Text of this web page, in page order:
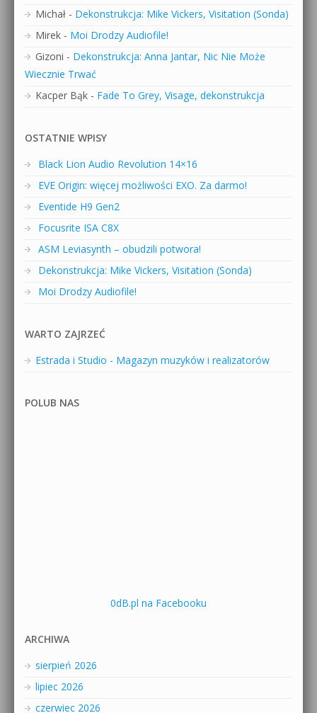
Michał - Dekonstrukcja: Mike Vickers, Visitation (Sonda)
Mirek - Moi Drodzy Audiofile!
Gizoni - Dekonstrukcja: Anna Jantar, Nic Nie Może
Wiecznie Trwać
Kacper Bąk - Fade To Grey, Visage, dekonstrukcja
OSTATNIE WPISY
Black Lion Audio Revolution 14×16
EVE Origin: więcej możliwości EXO. Za darmo!
Eventide H9 Gen2
Focusrite ISA C8X
ASM Leviasynth – obudzili potwora!
Dekonstrukcja: Mike Vickers, Visitation (Sonda)
Moi Drodzy Audiofile!
WARTO ZAJRZEĆ
Estrada i Studio - Magazyn muzyków i realizatorów
POLUB NAS
0dB.pl na Facebooku
ARCHIWA
sierpień 2026
lipiec 2026
czerwiec 2026